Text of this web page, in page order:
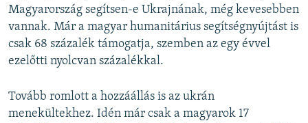
Magyarország segítsen-e Ukrajnának, még kevesebben
vannak. Már a magyar humanitárius segítségnyújtást is
csak 68 százalék támogatja, szemben az egy évvel
ezelőtti nyolcvan százalékkal.
Tovább romlott a hozzáállás is az ukrán
menekültekhez. Idén már csak a magyarok 17